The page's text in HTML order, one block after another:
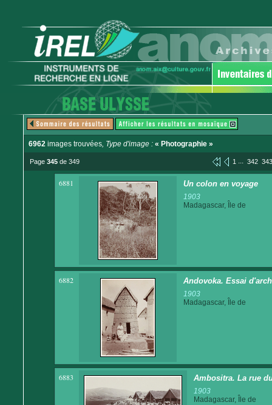
6962 images trouvées, Type d'image : « Photographie »
Page 345 de 349 1 ... 342
6881 Un colon en voyage
1903
Madagascar, Île de
6882 Andovoka. Essai
1903
Madagascar, Île de
6883 Ambositra. La rue
1903
Madagascar, Île de